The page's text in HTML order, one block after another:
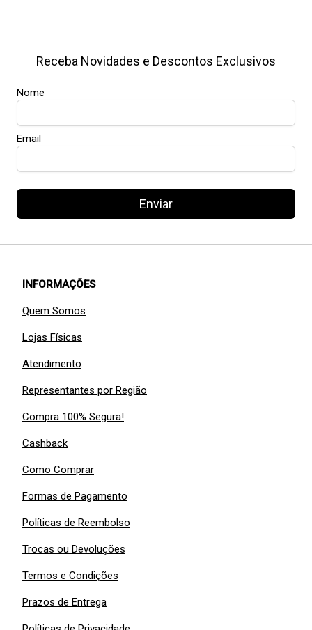
Receba Novidades e Descontos Exclusivos
Nome
Email
Enviar
INFORMAÇÕES
Quem Somos
Lojas Físicas
Atendimento
Representantes por Região
Compra 100% Segura!
Cashback
Como Comprar
Formas de Pagamento
Políticas de Reembolso
Trocas ou Devoluções
Termos e Condições
Prazos de Entrega